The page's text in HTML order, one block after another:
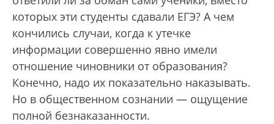
которых эти студенты сдавали ЕГЭ? А чем
кончились случаи, когда к утечке
информации совершенно явно имели
отношение чиновники от образования?
Конечно, надо их показательно наказывать.
Но в общественном сознании — ощущение
полной безнаказанности.